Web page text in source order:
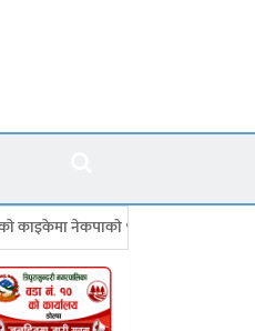
९९ सदस्यीय गाउँ समिति गठन